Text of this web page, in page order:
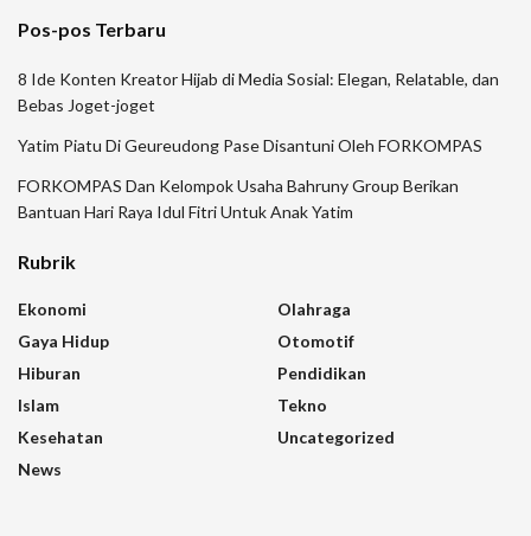
Pos-pos Terbaru
8 Ide Konten Kreator Hijab di Media Sosial: Elegan, Relatable, dan
Bebas Joget-joget
Yatim Piatu Di Geureudong Pase Disantuni Oleh FORKOMPAS
FORKOMPAS Dan Kelompok Usaha Bahruny Group Berikan
Bantuan Hari Raya Idul Fitri Untuk Anak Yatim
Rubrik
Ekonomi
Gaya Hidup
Hiburan
Islam
Kesehatan
News
Olahraga
Otomotif
Pendidikan
Tekno
Uncategorized